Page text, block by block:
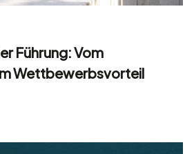
Führung: Vom
Wettbewerbsvorteil